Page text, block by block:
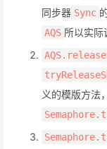
同步器 Sync
AQS 所以实际
义的模版方法